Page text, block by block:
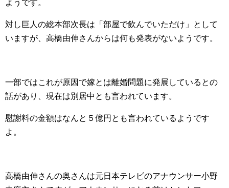
ようです。
対し巨人の総本部次長は「部屋で飲んでいただけ」として
いますが、高橋由伸さんからは何も発表がないようです。
一部ではこれが原因で嫁とは離婚問題に発展しているとの
話があり、現在は別居中とも言われています。
慰謝料の金額はなんと５億円とも言われているようです
よ。
高橋由伸さんの奥さんは元日本テレビのアナウンサー小野